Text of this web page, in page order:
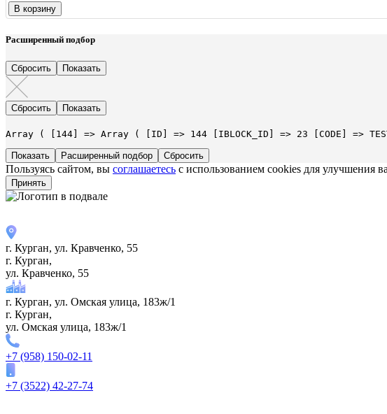
В корзину
Расширенный подбор
Array ( [144] => Array ( [ID] => 144 [IBLOCK_ID] => 23 [CODE] =>
Расширенный подбор
Пользуясь сайтом, вы соглашаетесь с использованием cookies для улучшения
Принять
г. Курган, ул. ​Кравченко, 55
г. Курган,
ул. ​Кравченко, 55
г. Курган, ул. Омская улица, 183ж/1
г. Курган,
ул. Омская улица, 183ж/1
+7 (958) 150-02-11
+7 (3522) 42-27-74